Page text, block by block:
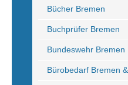
Bücher Bremen
Buchprüfer Bremen
Bundeswehr Bremen
Bürobedarf Bremen